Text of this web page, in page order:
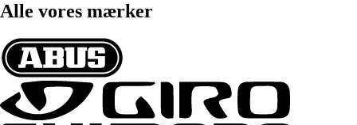
Alle vores mærker